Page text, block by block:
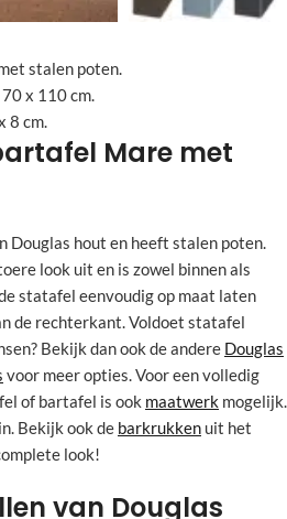
stalen poten.
x 110 cm.
8 cm.
Mare met
Douglas hout en heeft stalen poten.
look uit en is zowel binnen als
statafel eenvoudig op maat laten
de rechterkant. Voldoet statafel
Bekijk dan ook de andere Douglas
voor meer opties. Voor een volledig
of bartafel is ook maatwerk mogelijk.
Bekijk ook de barkrukken uit het
look!
van Douglas